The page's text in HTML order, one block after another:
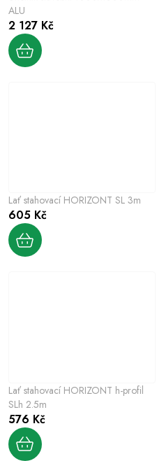
ALU
2 127 Kč
Lať stahovací HORIZONT SL 3m
605 Kč
Lať stahovací HORIZONT h-profil
SLh 2.5m
576 Kč